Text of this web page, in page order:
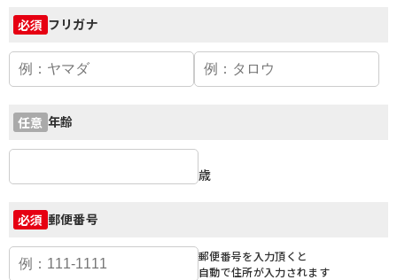
必須 フリガナ
任意 年齢
歳
必須 郵便番号
郵便番号を入力頂くと
自動で住所が入力されます